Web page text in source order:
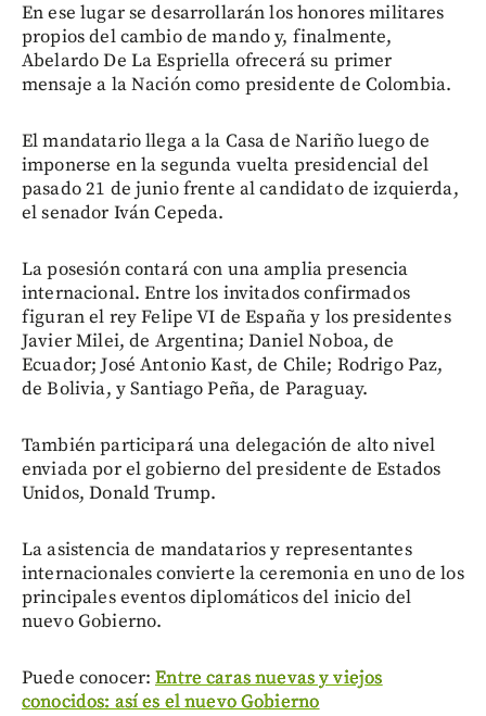
En ese lugar se desarrollarán los honores militares
propios del cambio de mando y, finalmente,
Abelardo De La Espriella ofrecerá su primer
mensaje a la Nación como presidente de Colombia.
El mandatario llega a la Casa de Nariño luego de
imponerse en la segunda vuelta presidencial del
pasado 21 de junio frente al candidato de izquierda,
el senador Iván Cepeda.
La posesión contará con una amplia presencia
internacional. Entre los invitados confirmados
figuran el rey Felipe VI de España y los presidentes
Javier Milei, de Argentina; Daniel Noboa, de
Ecuador; José Antonio Kast, de Chile; Rodrigo Paz,
de Bolivia, y Santiago Peña, de Paraguay.
También participará una delegación de alto nivel
enviada por el gobierno del presidente de Estados
Unidos, Donald Trump.
La asistencia de mandatarios y representantes
internacionales convierte la ceremonia en uno de los
principales eventos diplomáticos del inicio del
nuevo Gobierno.
Puede conocer:Entre caras nuevas y viejos
conocidos: así es el nuevo Gobierno